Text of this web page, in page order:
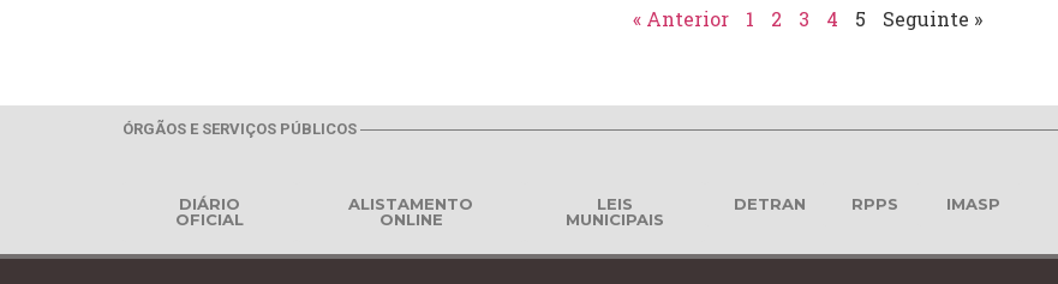
« Anterior 1 2 3 4 5 Seguinte »
ÓRGÃOS E SERVIÇOS PÚBLICOS
DIÁRIO
OFICIAL
ALISTAMENTO
ONLINE
LEIS
MUNICIPAIS
DETRAN RPPS IMASP